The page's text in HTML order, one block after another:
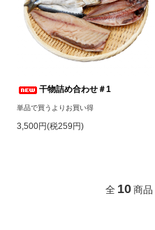
干物詰め合わせ＃1
単品で買うよりお買い得
3,500円(税259円)
全 10 商品